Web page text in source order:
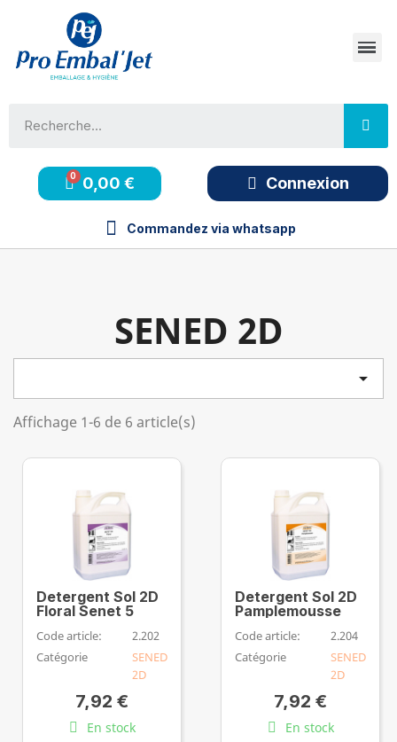
0,00 € Connexion
Commandez via whatsapp
SENED 2D

Affichage 1-6 de 6 article(s)
Detergent Sol 2D
Floral Senet 5
Code article:
2.202
Catégorie
SENED
2D
7,92 €
En stock
Detergent Sol 2D
Pamplemousse
Code article:
2.204
Catégorie
SENED
2D
7,92 €
En stock